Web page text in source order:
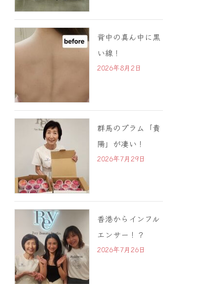
背中の真ん中に黒
い線！
2026年8月2日
群馬のプラム「貴
陽」が凄い！
2026年7月29日
香港からインフル
エンサー！？
2026年7月26日